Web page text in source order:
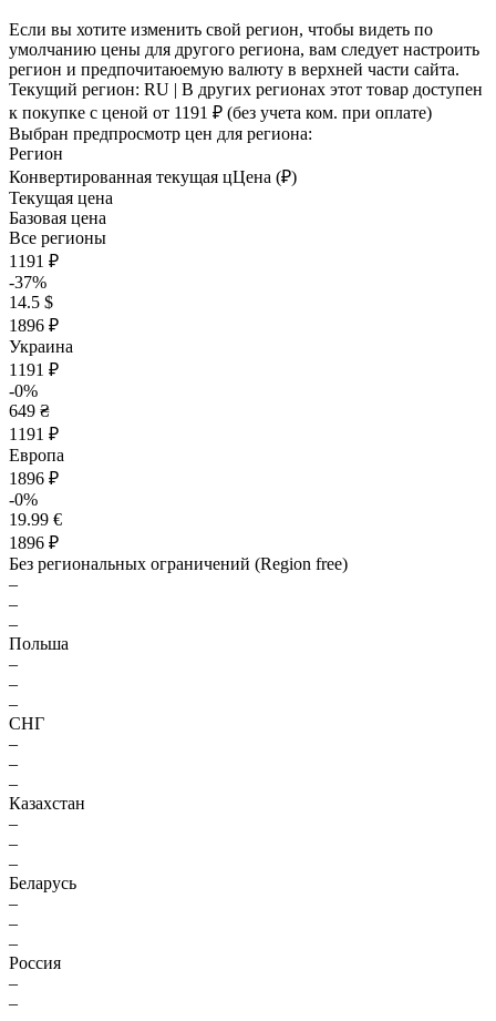
Если вы хотите изменить свой регион, чтобы видеть по
умолчанию цены для другого региона, вам следует настроить
регион и предпочитаюемую валюту в верхней части сайта.
Текущий регион: RU | В других регионах этот товар доступен
к покупке с ценой от 1191 ₽ (без учета ком. при оплате)
Выбран предпросмотр цен для региона:
Регион
Конвертированная текущая цЦена (₽)
Текущая цена
Базовая цена
Все регионы
1191 ₽
-37%
14.5 $
1896 ₽
Украина
1191 ₽
-0%
649 ₴
1191 ₽
Европа
1896 ₽
-0%
19.99 €
1896 ₽
Без региональных ограничений (Region free)
–
–
–
Польша
–
–
–
СНГ
–
–
–
Казахстан
–
–
–
Беларусь
–
–
–
Россия
–
–